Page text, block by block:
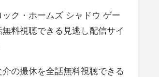
ック・ホームズ シャドウ ゲー
無料視聴できる見逃し配信サイ
の撮休を全話無料視聴できる